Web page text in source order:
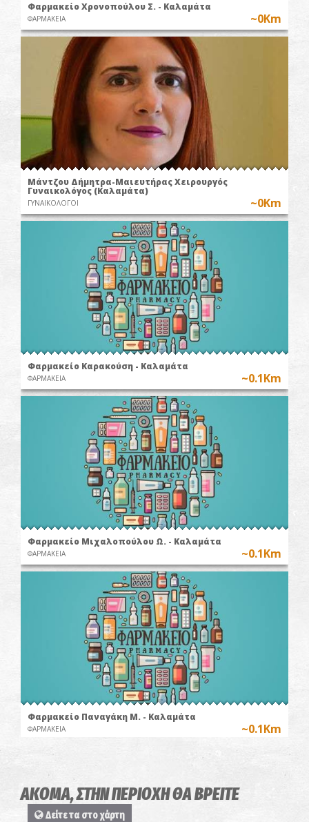
Φαρμακείο Χρονοπούλου Σ. - Καλαμάτα
ΦΑΡΜΑΚΕΙΑ ~0Km
Μάντζου Δήμητρα-Μαιευτήρας Χειρουργός
Γυναικολόγος (Καλαμάτα)
ΓΥΝΑΙΚΟΛΟΓΟΙ ~0Km
Φαρμακείο Καρακούση - Καλαμάτα
ΦΑΡΜΑΚΕΙΑ ~0.1Km
Φαρμακείο Μιχαλοπούλου Ω. - Καλαμάτα
ΦΑΡΜΑΚΕΙΑ ~0.1Km
Φαρμακείο Παναγάκη Μ. - Καλαμάτα
ΦΑΡΜΑΚΕΙΑ ~0.1Km
ΑΚΟΜΑ, ΣΤΗΝ ΠΕΡΙΟΧΗ ΘΑ ΒΡΕΙΤΕ
Δείτε τα στο χάρτη